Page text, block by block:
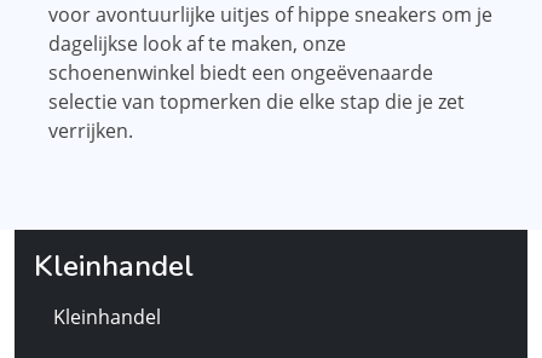
voor avontuurlijke uitjes of hippe sneakers om je
dagelijkse look af te maken, onze
schoenenwinkel biedt een ongeëvenaarde
selectie van topmerken die elke stap die je zet
verrijken.
Kleinhandel
Kleinhandel